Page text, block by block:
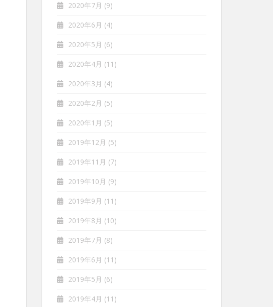
2020年7月 (9)
2020年6月 (4)
2020年5月 (6)
2020年4月 (11)
2020年3月 (4)
2020年2月 (5)
2020年1月 (5)
2019年12月 (5)
2019年11月 (7)
2019年10月 (9)
2019年9月 (11)
2019年8月 (10)
2019年7月 (8)
2019年6月 (11)
2019年5月 (6)
2019年4月 (11)